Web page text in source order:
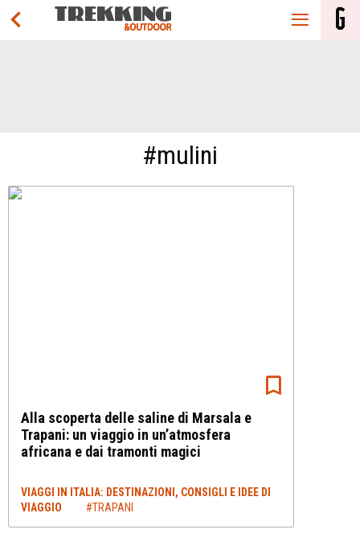
#mulini
Alla scoperta delle saline di Marsala e
Trapani: un viaggio in un’atmosfera
africana e dai tramonti magici
VIAGGI IN ITALIA: DESTINAZIONI, CONSIGLI E IDEE DI
VIAGGIO
#TRAPANI